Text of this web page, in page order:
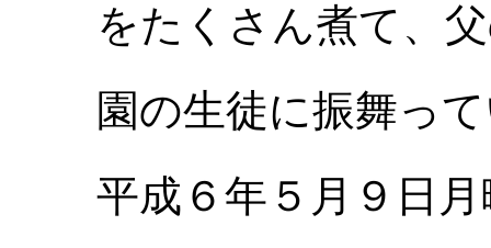
をたくさん煮て、
園の生徒に振舞っ
平成６年５月９日